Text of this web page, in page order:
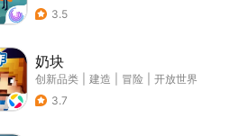
3.5
奶块
创新品类 建造 冒险
开放世界
3.7